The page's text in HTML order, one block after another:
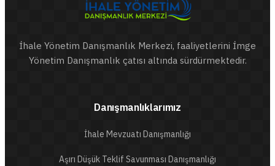
İhale Yönetim Danışmanlık Merkezi, faaliyetlerini İmge
Yönetim Danışmanlık çatısı altında sürdürmektedir.
Danışmanlıklarımız
İhale Mevzuatı Danışmanlığı
Aşırı Düşük Teklif Savunması Danışmanlığı